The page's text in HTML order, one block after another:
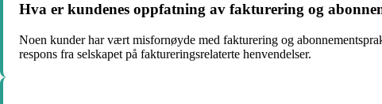
Hva er kundenes oppfatning av fakturering og
Noen kunder har vært misfornøyde med fakturering og
respons fra selskapet på faktureringsrelaterte henvendelser.